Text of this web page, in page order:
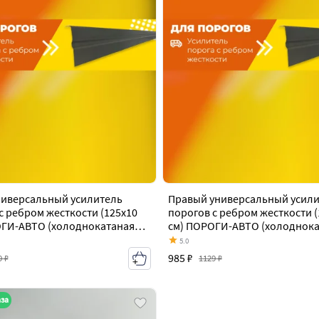
усилитель
ребром жесткости (125х10
АВТО (холоднокатаная
Mitsubishi Lancer Evolution
2005)
₽
Правый универсальный
порогов с ребром жесткости
см) ПОРОГИ-АВТО
сталь 1 мм) Mitsubishi Lancer
8 CT9A (2003-2005)
5.0
985 ₽ 1129 ₽